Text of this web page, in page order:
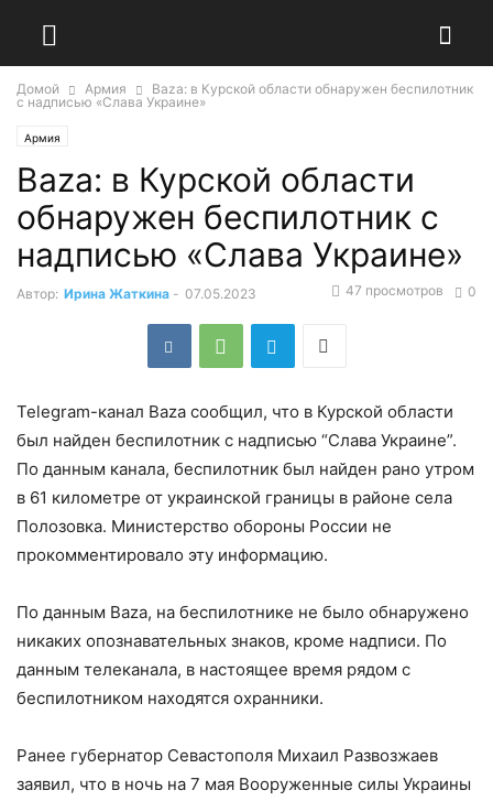
Домой Армия
Baza: в Курской области обнаружен беспилотник
с надписью «Слава Украине»
Армия
Baza: в Курской области
обнаружен беспилотник с
надписью «Слава Украине»
Автор: Ирина Жаткина - 07.05.2023 0
47 просмотров
Telegram-канал Baza сообщил, что в Курской области
был найден беспилотник с надписью “Слава Украине”.
По данным канала, беспилотник был найден рано утром
в 61 километре от украинской границы в районе села
Полозовка. Министерство обороны России не
прокомментировало эту информацию.
По данным Baza, на беспилотнике не было обнаружено
никаких опознавательных знаков, кроме надписи. По
данным телеканала, в настоящее время рядом с
беспилотником находятся охранники.
Ранее губернатор Севастополя Михаил Развозжаев
заявил, что в ночь на 7 мая Вооруженные силы Украины